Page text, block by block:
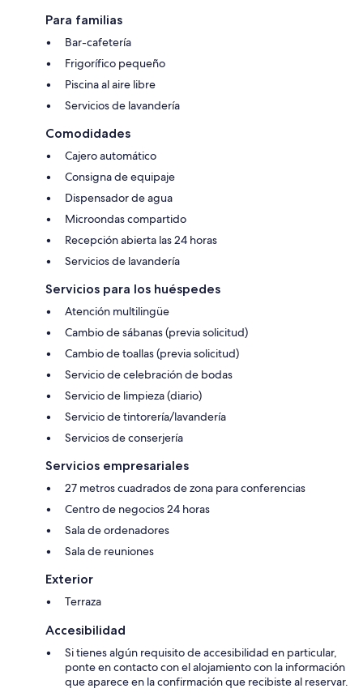
Para familias
Bar-cafetería
Frigorífico pequeño
Piscina al aire libre
Servicios de lavandería
Comodidades
Cajero automático
Consigna de equipaje
Dispensador de agua
Microondas compartido
Recepción abierta las 24 horas
Servicios de lavandería
Servicios para los huéspedes
Atención multilingüe
Cambio de sábanas (previa solicitud)
Cambio de toallas (previa solicitud)
Servicio de celebración de bodas
Servicio de limpieza (diario)
Servicio de tintorería/lavandería
Servicios de conserjería
Servicios empresariales
27 metros cuadrados de zona para conferencias
Centro de negocios 24 horas
Sala de ordenadores
Sala de reuniones
Exterior
Terraza
Accesibilidad
Si tienes algún requisito de accesibilidad en particular,
ponte en contacto con el alojamiento con la información
que aparece en la confirmación que recibiste al reservar.